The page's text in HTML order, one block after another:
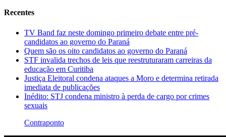
Recentes
TV Band faz neste domingo primeiro debate entre pré-
candidatos ao governo do Paraná
Quem são os oito candidatos ao governo do Paraná
STF invalida trechos de leis que reestruturaram carreiras da
educação em Curitiba
Justiça Eleitoral condena ataques a Moro e determina retirada
imediata de publicações
Inédito: STJ condena ministro à perda de cargo por crimes
sexuais
Contraponto